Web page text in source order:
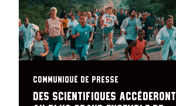
COMMUNIQUÉ DE PRESSE
Des scientifiques accéderont